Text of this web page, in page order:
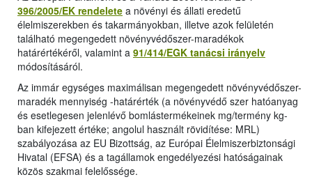
396/2005/EK rendelete a növényi és állati eredetű
élelmiszerekben és takarmányokban, illetve azok felületén
található megengedett növényvédőszer-maradékok
határértékéről, valamint a 91/414/EGK tanácsi irányelv
módosításáról.
Az immár egységes maximálisan megengedett növényvédőszer-
maradék mennyiség -határérték (a növényvédő szer hatóanyag
és esetlegesen jelenlévő bomlástermékeinek mg/termény kg-
ban kifejezett értéke; angolul használt rövidítése: MRL)
szabályozása az EU Bizottság, az Európai Élelmiszerbiztonsági
Hivatal (EFSA) és a tagállamok engedélyezési hatóságainak
közös szakmai felelőssége.